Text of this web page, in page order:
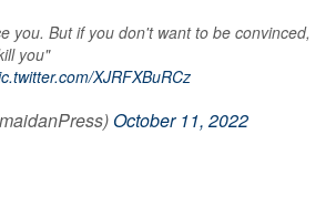
you. But if you don't want to be convinced,
you"
XJRFXBuRCz
October 11, 2022